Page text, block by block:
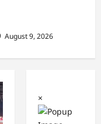
August 9, 2026
×